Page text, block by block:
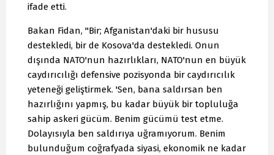
ifade etti.
Bakan Fidan, "Bir; Afganistan'daki bir hususu
destekledi, bir de Kosova'da destekledi. Onun
dışında NATO'nun hazırlıkları, NATO'nun en büyük
caydırıcılığı defensive pozisyonda bir caydırıcılık
yeteneği geliştirmek. 'Sen, bana saldırsan ben
hazırlığını yapmış, bu kadar büyük bir topluluğa
sahip askeri gücüm. Benim gücümü test etme.
Dolayısıyla ben saldırıya uğramıyorum. Benim
bulunduğum coğrafyada siyasi, ekonomik ne kadar